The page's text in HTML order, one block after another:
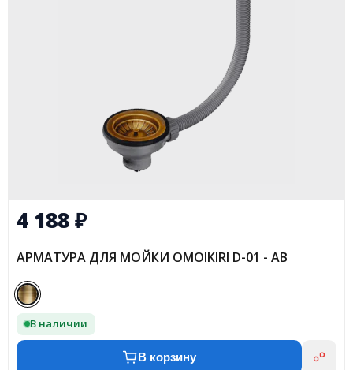
4 188₽
АРМАТУРА ДЛЯ МОЙКИ OMOIKIRI D-01 - AB
В наличии
В корзину